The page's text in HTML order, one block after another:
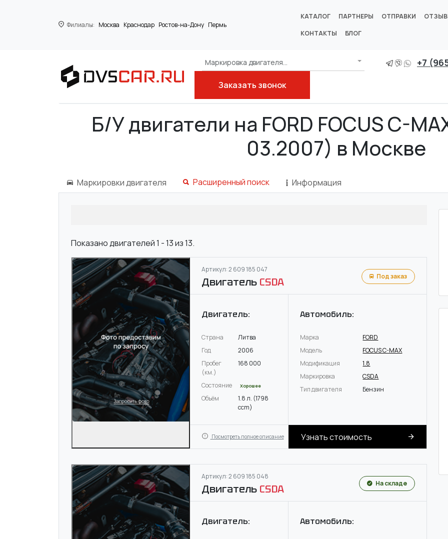
Филиалы: Москва Краснодар Ростов-на-Дону Пермь
КАТАЛОГ ПАРТНЕРЫ ОТПРАВКИ
КОНТАКТЫ
БЛОГ
Маркировка двигателя... +7
Заказать звонок
Главная
Б/У двигатели на FORD FOCUS C-
03.2007) в Москве
Маркировки двигателя Расширенный поиск Информация
Показано двигателей 1 - 13 из 13.
Артикул: 2 609 185 047
Двигатель CSDA Под заказ
Двигатель:
Страна
Литва
Год
2006
Пробег
(км.)
168 000
Состояние Хорошее
Объём
1.8 л. (1798
ccm)
Автомобиль:
Марка
FORD
Модель
FOCUS C-MAX
Модификация
1.8
Маркировка
CSDA
Тип двигателя
Бензин
Посмотреть полное описание Узнать стоимость
Артикул: 2 609 185 048
Двигатель CSDA На складе
Двигатель: Автомобиль: